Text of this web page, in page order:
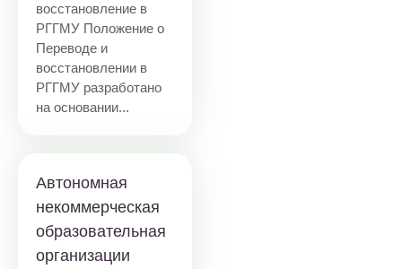
восстановление в
РГГМУ Положение о
Переводе и
восстановлении в
РГГМУ разработано
на основании...
Автономная
некоммерческая
образовательная
организации